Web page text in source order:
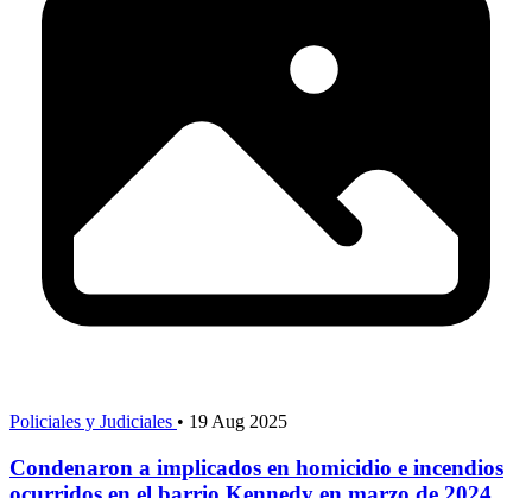
Policiales y Judiciales • 19 Aug 2025
Condenaron a implicados en homicidio e incendios